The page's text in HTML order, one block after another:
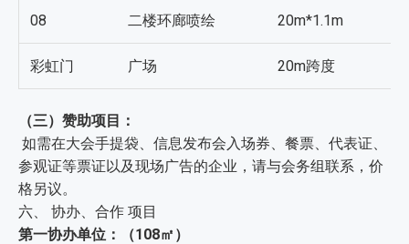
08 二楼环廊喷绘 20m*1.1m
彩虹门 广场 20m跨度
（三）赞助项目：
如需在大会手提袋、信息发布会入场券、餐票、代表证、
参观证等票证以及现场广告的企业，请与会务组联系，价
格另议。
六、 协办、合作 项目
第一协办单位：（108㎡）